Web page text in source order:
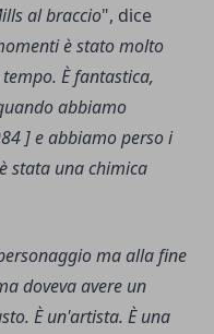
al braccio", dice
è stato molto
È fantastica,
abbiamo
] e abbiamo perso i
stata una chimica
ma alla fine
doveva avere un
È un'artista. È una